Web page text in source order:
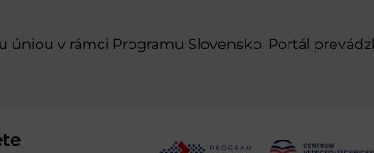
úniou v rámci Programu Slovensko. Portál